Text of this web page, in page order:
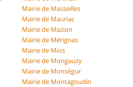
Mairie de Masseilles
Mairie de Mauriac
Mairie de Mazion
Mairie de Mérignas
Mairie de Mios
Mairie de Mongauzy
Mairie de Monségur
Mairie de Montagoudin